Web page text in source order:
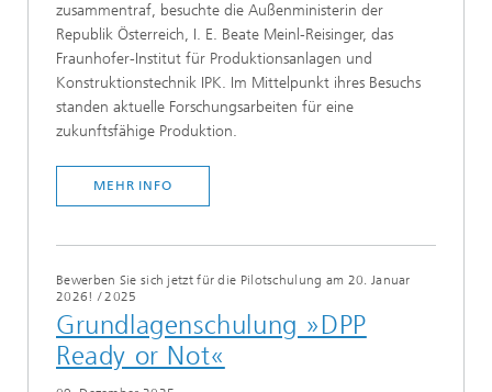
zusammentraf, besuchte die Außenministerin der
Republik Österreich, I. E. Beate Meinl-Reisinger, das
Fraunhofer-Institut für Produktionsanlagen und
Konstruktionstechnik IPK. Im Mittelpunkt ihres Besuchs
standen aktuelle Forschungsarbeiten für eine
zukunftsfähige Produktion.
MEHR INFO
Bewerben Sie sich jetzt für die Pilotschulung am 20. Januar
2026! /2025
Grundlagenschulung »DPP
Ready or Not«